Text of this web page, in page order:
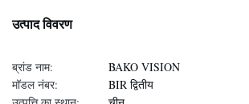
उत्पाद विवरण
ब्रांड नाम:
BAKO VISION
मॉडल नंबर:
BIR द्वितीय